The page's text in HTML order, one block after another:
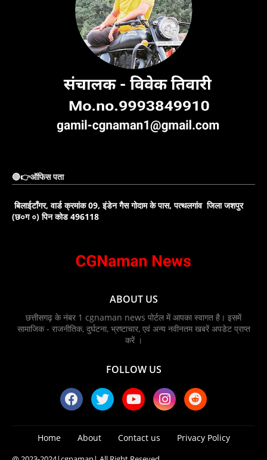
🔴👉ऑफिस पता
बिलाईटाँगर, वार्ड क्रमांक 09, इंडेन गैस गोदाम के पास, पत्थलगांव जिला जशपुर
(छ०ग ०) पिन कोड 496118
ABOUT US
छत्तीसगढ़ के नंबर 1 cgnaman news पोर्टल में आपका स्वागत है। इसमें
सामाजिक - राजनीतिक, दुर्घटना, भ्रष्टाचार, एवं अन्य नवीनतम खबरें अपडेट प्राप्त
करें ।
FOLLOW US
Home About Contact us Privacy Policy